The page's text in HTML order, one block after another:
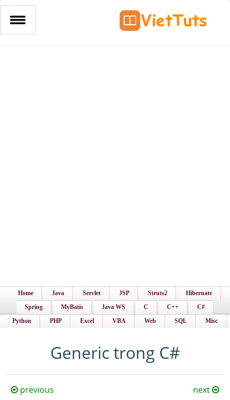
Home Java Servlet JSP Struts2
Hibernate
Spring
MyBatis Java WS C C++
C#
Python
PHP Excel VBA Web SQL Misc
Generic trong C#
previous next